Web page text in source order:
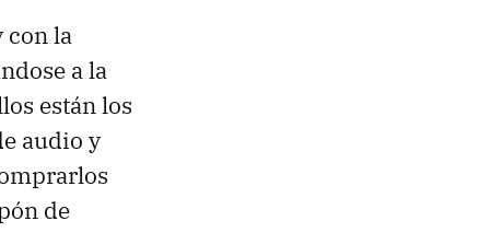
con la
a la
están los
audio y
de